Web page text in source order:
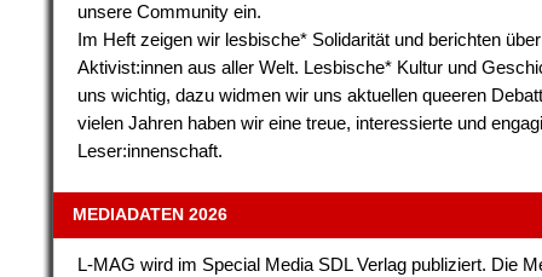
unsere Community ein.
Im Heft zeigen wir lesbische* Solidarität und berichten über
Aktivist:innen aus aller Welt. Lesbische* Kultur und
uns wichtig, dazu widmen wir uns aktuellen queeren
vielen Jahren haben wir eine treue, interessierte und
Leser:innenschaft.
MEDIADATEN 2026
L-MAG wird im Special Media SDL Verlag publiziert. Die